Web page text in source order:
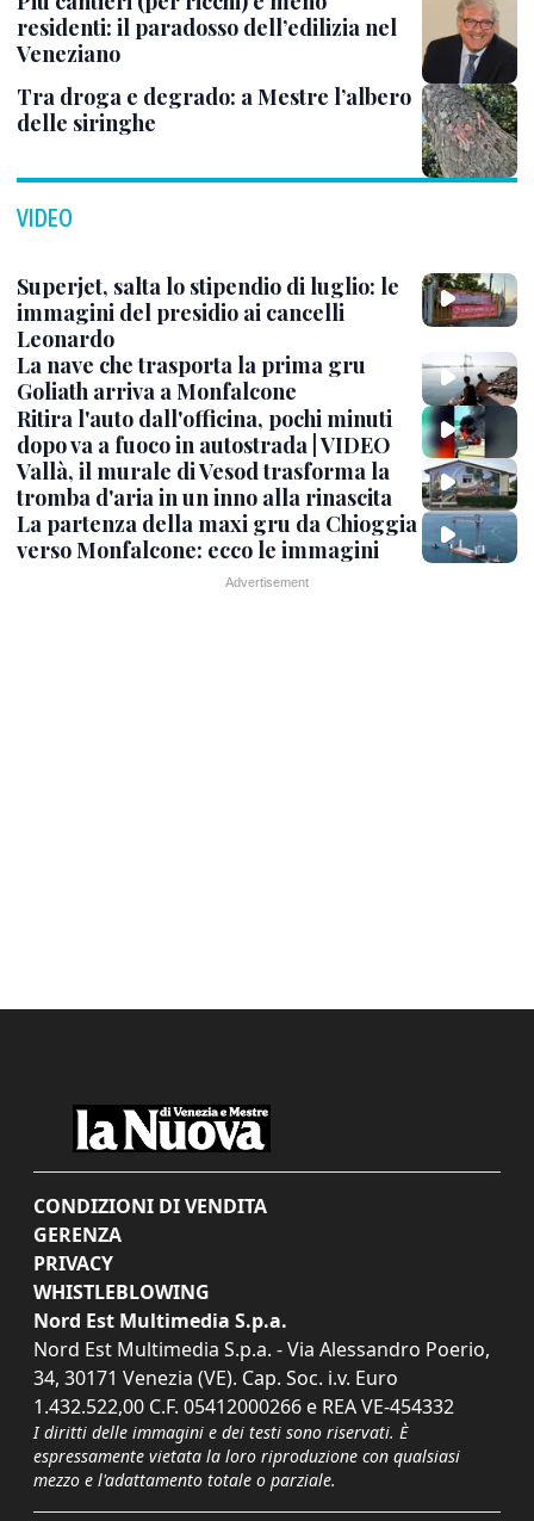
residenti: il paradosso dell’edilizia nel
Veneziano
Tra droga e degrado: a Mestre l’albero
delle siringhe
VIDEO
Superjet, salta lo stipendio di luglio: le
immagini del presidio ai cancelli
Leonardo
La nave che trasporta la prima gru
Goliath arriva a Monfalcone
Ritira l'auto dall'officina, pochi minuti
dopo va a fuoco in autostrada | VIDEO
Vallà, il murale di Vesod trasforma la
tromba d'aria in un inno alla rinascita
La partenza della maxi gru da Chioggia
verso Monfalcone: ecco le immagini
CONDIZIONI DI VENDITA
GERENZA
PRIVACY
WHISTLEBLOWING
Nord Est Multimedia S.p.a.
Nord Est Multimedia S.p.a. - Via Alessandro Poerio,
34, 30171 Venezia (VE). Cap. Soc. i.v. Euro
1.432.522,00 C.F. 05412000266 e REA VE-454332
I diritti delle immagini e dei testi sono riservati. È
espressamente vietata la loro riproduzione con qualsiasi
mezzo e l'adattamento totale o parziale.